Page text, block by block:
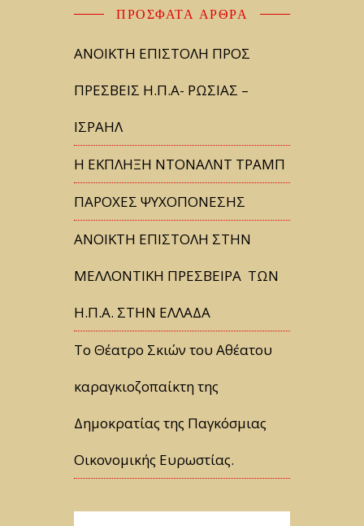
ΠΡΌΣΦΑΤΑ ΆΡΘΡΑ
ΑΝΟΙΚΤΗ ΕΠΙΣΤΟΛΗ ΠΡΟΣ
ΠΡΕΣΒΕΙΣ Η.Π.Α- ΡΩΣΙΑΣ –
ΙΣΡΑΗΛ
Η ΕΚΠΛΗΞΗ ΝΤΟΝΑΛΝΤ ΤΡΑΜΠ
ΠΑΡΟΧΕΣ ΨΥΧΟΠΟΝΕΣΗΣ
ΑΝΟΙΚΤΗ ΕΠΙΣΤΟΛΗ ΣΤΗΝ
ΜΕΛΛΟΝΤΙΚΗ ΠΡΕΣΒΕΙΡΑ ΤΩΝ
Η.Π.Α. ΣΤΗΝ ΕΛΛΑΔΑ
Tο Θέατρο Σκιών του Αθέατου
καραγκιοζοπαίκτη της
Δημοκρατίας της Παγκόσμιας
Οικονομικής Ευρωστίας.